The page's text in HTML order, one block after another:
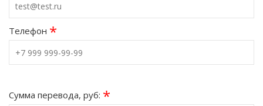
Телефон *
Сумма перевода, руб: *